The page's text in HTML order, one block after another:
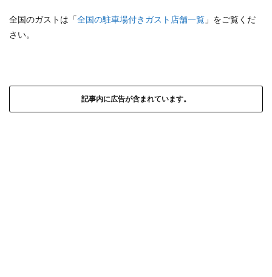
全国のガストは「全国の駐車場付きガスト店舗一覧 」をご覧くだ
さい。
記事内に広告が含まれています。